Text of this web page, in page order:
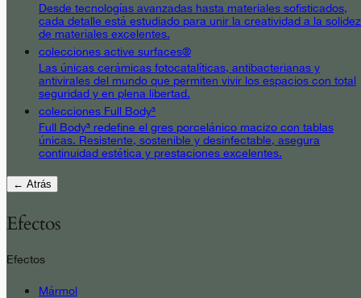
Desde tecnologías avanzadas hasta materiales sofisticados,
cada detalle está estudiado para unir la creatividad a la solidez
de materiales excelentes.
colecciones active surfaces®
Las únicas cerámicas fotocatalíticas, antibacterianas y
antivirales del mundo que permiten vivir los espacios con total
seguridad y en plena libertad.
colecciones Full Body³
Full Body³ redefine el gres porcelánico macizo con tablas
únicas. Resistente, sostenible y desinfectable, asegura
continuidad estética y prestaciones excelentes.
← Atrás
Efectos
Efectos
Mármol